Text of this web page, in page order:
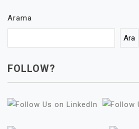
Arama
Ara
FOLLOW?